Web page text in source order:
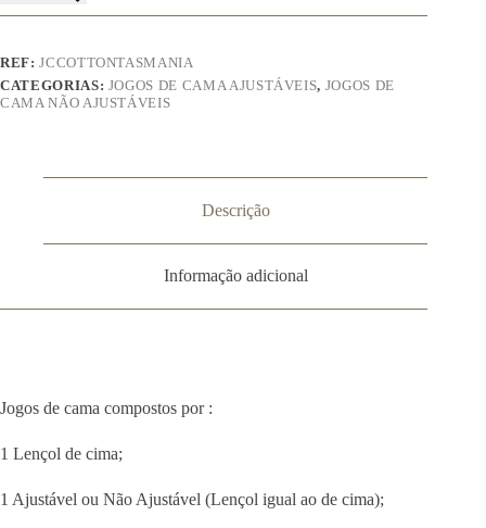
–
REF:JCCOTTONTASMANIA
CATEGORIAS: JOGOS DE CAMA AJUSTÁVEIS, JOGOS DE
CAMA NÃO AJUSTÁVEIS
Descrição
Informação adicional
Jogos de cama compostos por :
1 Lençol de cima;
1 Ajustável ou Não Ajustável (Lençol igual ao de cima);